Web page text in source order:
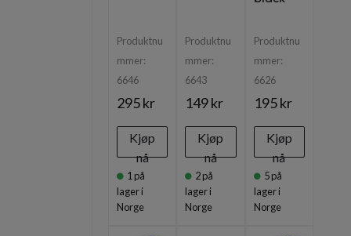
Produktnu
mmer:
6646
295 kr
Kjøp
nå
1 på
lager i
Norge
Produktnu
mmer:
6643
149 kr
Kjøp
nå
2på
lager i
Norge
Produktnu
mmer:
6626
195 kr
Kjøp
nå
5 på
lager i
Norge